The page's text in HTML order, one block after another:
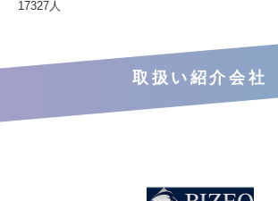
17327人
取扱い紹介会社